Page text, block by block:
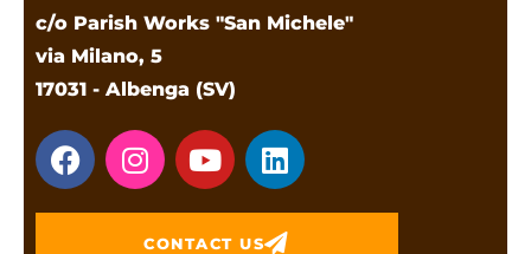
c/o Parish Works "San Michele"
via Milano, 5
17031 - Albenga (SV)
CONTACT US